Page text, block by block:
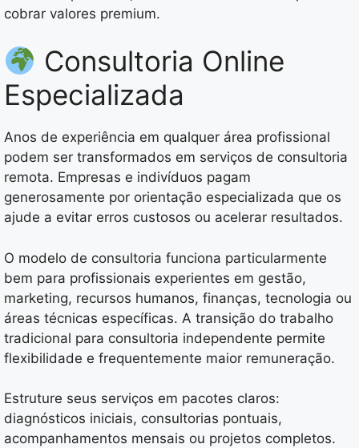
cobrar valores premium.
Consultoria Online
Especializada
Anos de experiência em qualquer área profissional
podem ser transformados em serviços de consultoria
remota. Empresas e indivíduos pagam
generosamente por orientação especializada que os
ajude a evitar erros custosos ou acelerar resultados.
O modelo de consultoria funciona particularmente
bem para profissionais experientes em gestão,
marketing, recursos humanos, finanças, tecnologia ou
áreas técnicas específicas. A transição do trabalho
tradicional para consultoria independente permite
flexibilidade e frequentemente maior remuneração.
Estruture seus serviços em pacotes claros:
diagnósticos iniciais, consultorias pontuais,
acompanhamentos mensais ou projetos completos.